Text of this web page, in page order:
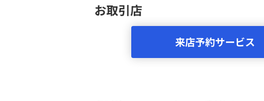
お取引店
来店予約サービス